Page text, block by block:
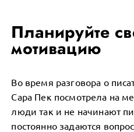
Планируйте
мотивацию
Во время разговора о
Сара Пек посмотрела на
люди так и не начинают
постоянно задаются